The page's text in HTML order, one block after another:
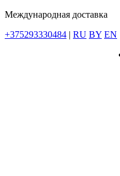
Международная доставка
+375293330484 | RU BY EN